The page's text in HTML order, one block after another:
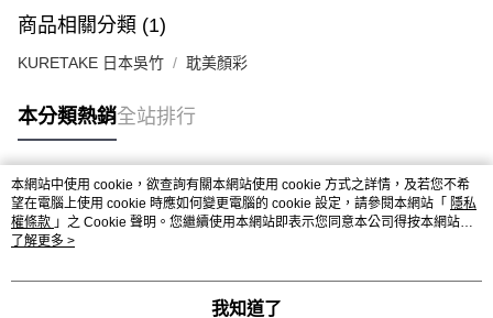
商品相關分類 (1)
KURETAKE 日本吳竹 耽美顏彩
本分類熱銷全站排行
熱門標籤
本網站中使用 cookie，欲查詢有關本網站使用 cookie 方式之詳情，及若您不希
望在電腦上使用 cookie 時應如何變更電腦的 cookie 設定，請參閱本網站「 隱私
權條款 」之 Cookie 聲明。您繼續使用本網站即表示您同意本公司得按本網站使
用條款之 Cookie 聲明使用 cookie。
了解更多 >
我知道了